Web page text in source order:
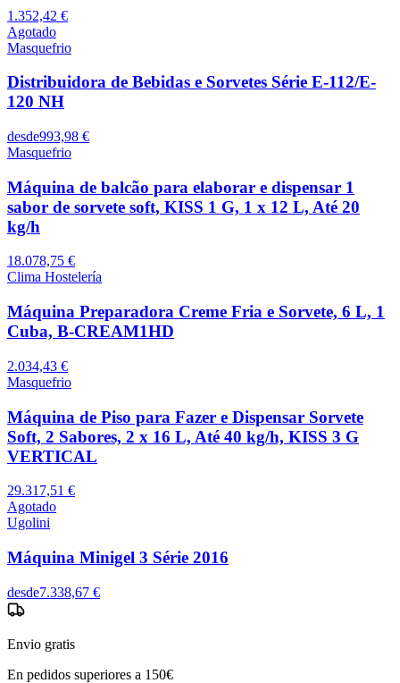
1.352,42 €
Agotado
Masquefrio
Distribuidora de Bebidas e Sorvetes Série E-112/E-
120 NH
desde993,98 €
Masquefrio
Máquina de balcão para elaborar e dispensar 1
sabor de sorvete soft, KISS 1 G, 1 x 12 L, Até 20
kg/h
18.078,75 €
Clima Hostelería
Máquina Preparadora Creme Fria e Sorvete, 6 L, 1
Cuba, B-CREAM1HD
2.034,43 €
Masquefrio
Máquina de Piso para Fazer e Dispensar Sorvete
Soft, 2 Sabores, 2 x 16 L, Até 40 kg/h, KISS 3 G
VERTICAL
29.317,51 €
Agotado
Ugolini
Máquina Minigel 3 Série 2016
desde7.338,67 €
Envio gratis
En pedidos superiores a 150€